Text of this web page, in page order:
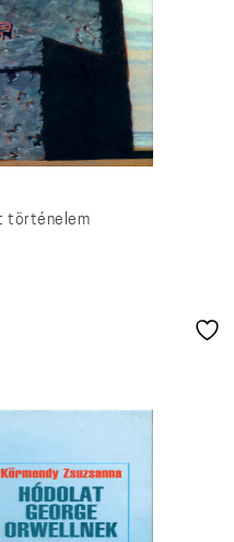
történelem